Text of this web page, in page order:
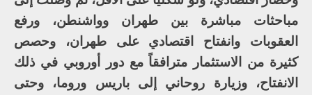
مباحثات مباشرة بين طهران وواشنطن، ورفع
العقوبات وانفتاح اقتصادي على طهران، وحصص
كثيرة من الاستثمار مترافقاً مع دور أوروبي في ذلك
الانفتاح، وزيارة روحاني إلى باريس وروما، وحتى